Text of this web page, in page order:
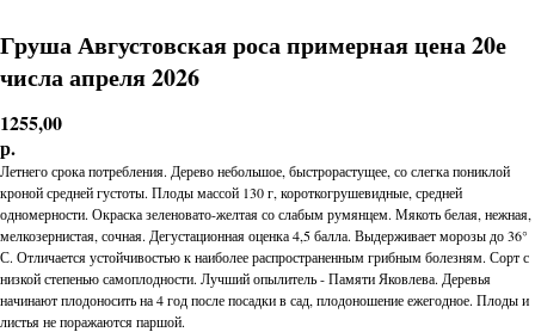
Груша Августовская роса примерная цена 20е
числа апреля 2026
1255,00
р.
Летнего срока потребления. Дерево небольшое, быстрорастущее, со слегка пониклой
кроной средней густоты. Плоды массой 130 г, короткогрушевидные, средней
одномерности. Окраска зеленовато-желтая со слабым румянцем. Мякоть белая, нежная,
мелкозернистая, сочная. Дегустационная оценка 4,5 балла. Выдерживает морозы до 36°
С. Отличается устойчивостью к наиболее распространенным грибным болезням. Сорт с
низкой степенью самоплодности. Лучший опылитель - Памяти Яковлева. Деревья
начинают плодоносить на 4 год после посадки в сад, плодоношение ежегодное. Плоды и
листья не поражаются паршой.